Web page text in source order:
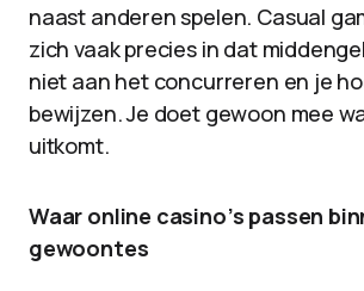
naast anderen spelen. Casual
zich vaak precies in dat
niet aan het concurreren en je
bewijzen. Je doet gewoon mee
uitkomt.
Waar online casino’s passen
gewoontes